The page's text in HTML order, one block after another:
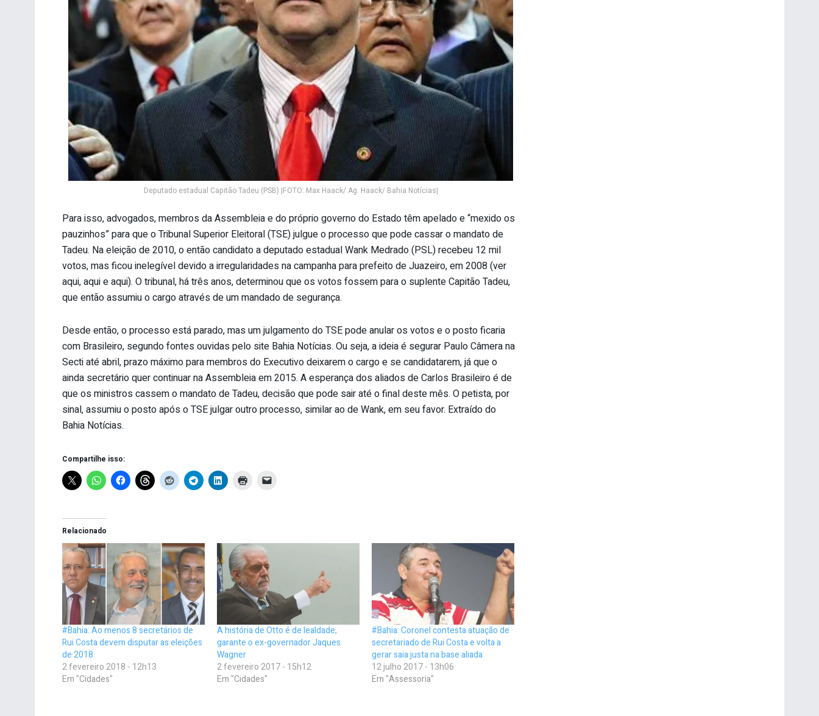
Deputado estadual Capitão Tadeu (PSB) |FOTO: Max Haack/ Ag. Haack/ Bahia Notícias|
Para isso, advogados, membros da Assembleia e do próprio governo do Estado têm apelado e “mexido os
pauzinhos” para que o Tribunal Superior Eleitoral (TSE) julgue o processo que pode cassar o mandato de
Tadeu. Na eleição de 2010, o então candidato a deputado estadual Wank Medrado (PSL) recebeu 12 mil
votos, mas ficou inelegível devido a irregularidades na campanha para prefeito de Juazeiro, em 2008 (ver
aqui, aqui e aqui). O tribunal, há três anos, determinou que os votos fossem para o suplente Capitão Tadeu,
que então assumiu o cargo através de um mandado de segurança.
Desde então, o processo está parado, mas um julgamento do TSE pode anular os votos e o posto ficaria
com Brasileiro, segundo fontes ouvidas pelo site Bahia Notícias. Ou seja, a ideia é segurar Paulo Câmera na
Secti até abril, prazo máximo para membros do Executivo deixarem o cargo e se candidatarem, já que o
ainda secretário quer continuar na Assembleia em 2015. A esperança dos aliados de Carlos Brasileiro é de
que os ministros cassem o mandato de Tadeu, decisão que pode sair até o final deste mês. O petista, por
sinal, assumiu o posto após o TSE julgar outro processo, similar ao de Wank, em seu favor. Extraído do
Bahia Notícias.
Compartilhe isso:
Relacionado
#Bahia: Ao menos 8 secretários de
Rui Costa devem disputar as eleições
de 2018
2 fevereiro 2018 - 12h13
Em "Cidades"
A história de Otto é de lealdade,
garante o ex-governador Jaques
Wagner
2 fevereiro 2017 - 15h12
Em "Cidades"
#Bahia: Coronel contesta atuação de
secretariado de Rui Costa e volta a
gerar saia justa na base aliada
12 julho 2017 - 13h06
Em "Assessoria"